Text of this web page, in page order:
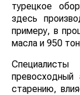
турецкое
здесь
примеру, в
масла и 950
превосходный
старению,